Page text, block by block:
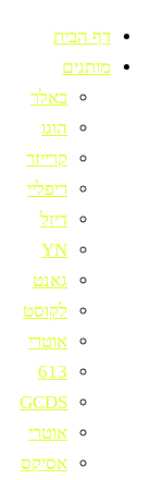
דף הבית
מותגים
באלר
הוגו
קרייזר
ריפליי
דיזל
YN
גאנט
לקוסט
אוטרי
613
GCDS
אוטרי
אסיקס